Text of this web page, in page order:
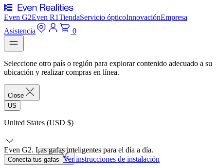
Even G2Even R1TiendaServicio ópticoInnovaciónEmpresa
Asistencia
0
Seleccione otro país o región para explorar contenido adecuado a su
ubicación y realizar compras en línea.
Close
US
United States (USD $)
Continuar Close
Even G2. Las gafas inteligentes para el día a día.
Conecta tus gafas Ver instrucciones de instalación